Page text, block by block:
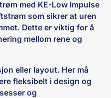
med KE-Low Impulse
som sikrer at uren
Dette er viktig for å
mellom rene og
eller layout. Her må
fleksibelt i design og
og